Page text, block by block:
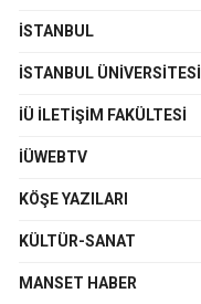
İSTANBUL
İSTANBUL ÜNIVERSITESI
İÜ İLETIŞIM FAKÜLTESI
İÜWEBTV
KÖŞE YAZILARI
KÜLTÜR-SANAT
MANSET HABER